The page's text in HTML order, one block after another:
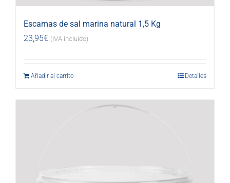
Escamas de sal marina natural 1,5 Kg
23,95€ (IVA incluido)
Añadir al carrito Detalles